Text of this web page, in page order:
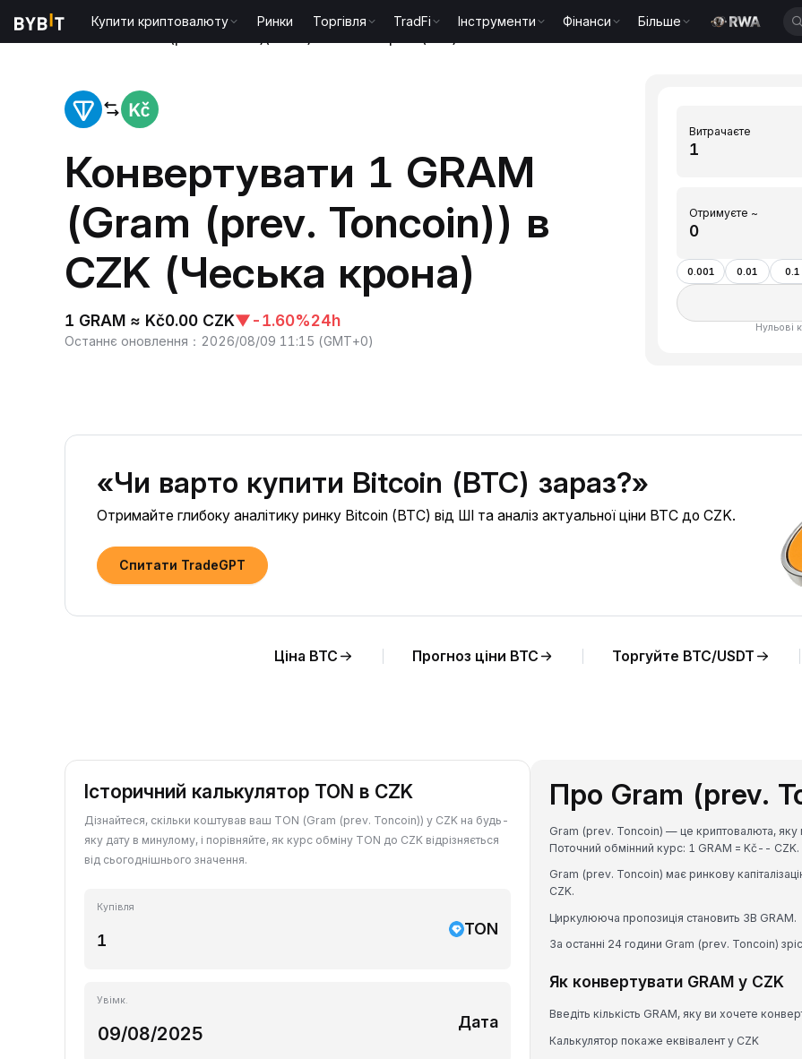
Купити криптовалюту Ринки Торгівля TradFi Інструменти Фінанси Більше
Конвертувати 1 GRAM
(Gram (prev. Toncoin)) в
CZK (Чеська крона)
1 GRAM ≈ Kč0.00 CZK▼-1.60%24h
Останнє оновлення ： 2026/08/09 11:15 (GMT+0)
Витрачаєте
Отримуєте ~
0.001 0.01 0.1
Нульові
«Чи варто купити Bitcoin (BTC) зараз?»
Отримайте глибоку аналітику ринку Bitcoin (BTC) від ШІ та аналіз актуальної ціни BTC до CZK.
Спитати TradeGPT
Ціна BTC Прогноз ціни BTC Торгуйте BTC/USDT
Історичний калькулятор TON в CZK
Дізнайтеся, скільки коштував ваш TON (Gram (prev. Toncoin)) у CZK на будь-
яку дату в минулому, і порівняйте, як курс обміну TON до CZK відрізняється
від сьогоднішнього значення.
Купівля
TON
Увімк.
Дата
Про Gram (prev.
Gram (prev. Toncoin) — це криптовалюта, яку
Поточний обмінний курс: 1 GRAM = Kč-- CZK.
Gram (prev. Toncoin) має ринкову
CZK.
Циркулююча пропозиція становить 3B GRAM.
За останні 24 години Gram (prev. Toncoin)
Як конвертувати GRAM у CZK
Введіть кількість GRAM, яку ви хочете
Калькулятор покаже еквівалент у CZK